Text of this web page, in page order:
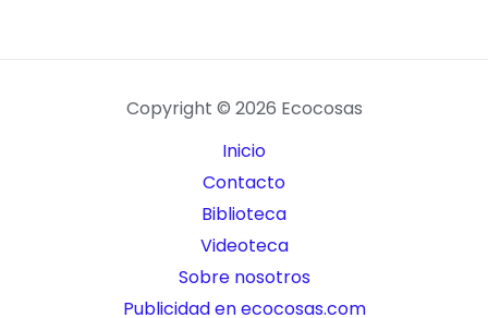
Copyright © 2026 Ecocosas
Inicio
Contacto
Biblioteca
Videoteca
Sobre nosotros
Publicidad en ecocosas.com